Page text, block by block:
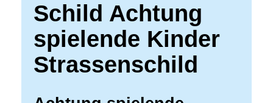
Schild Achtung
spielende Kinder
Strassenschild